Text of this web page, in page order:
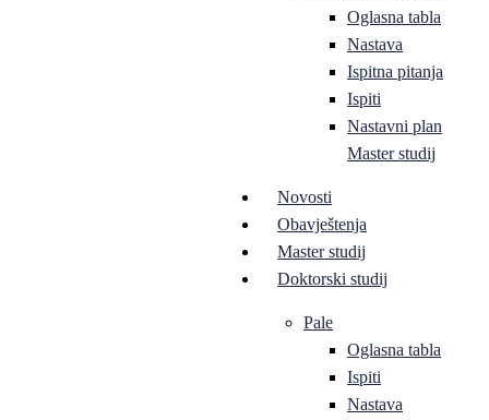
Oglasna tabla
Nastava
Ispitna pitanja
Ispiti
Nastavni plan
Master studij
Novosti
Obavještenja
Master studij
Doktorski studij
Pale
Oglasna tabla
Ispiti
Nastava